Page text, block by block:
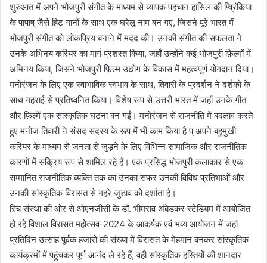
शुरुआत में अपने भोजपुरी संगीत के माध्यम से व्यापक पहचान हासिल की प्ष्रिंकिया
के पापाष् जैसे हिट गानों के साथ एक घरेलू नाम बन गए, जिसने पूरे भारत में
भोजपुरी संगीत को लोकप्रिय बनाने में मदद की। उनकी संगीत की सफलता ने
उनके अभिनय करियर का मार्ग प्रशस्त किया, जहाँ उन्होंने कई भोजपुरी फ़िल्मों में
अभिनय किया, जिसने भोजपुरी फ़िल्म उद्योग के विकास में महत्वपूर्ण योगदान दिया।
मनोरंजन के लिए एक स्वाभाविक स्वभाव के साथ, तिवारी के प्रदर्शन ने दर्शकों के
साथ गहराई से प्रतिध्वनित किया। विशेष रूप से उत्तरी भारत में जहाँ उनके गीत
और फ़िल्में एक सांस्कृतिक घटना बन गईं। मनोरंजन से राजनीति में बदलाव करते
हुए मनोज तिवारी ने संसद सदस्य के रूप में भी काम किया है प् अपने बहुमुखी
करियर के माध्यम से जनता से जुड़ने के लिए विभिन्न सामाजिक और राजनीतिक
कारणों में सक्रिय रूप से शामिल रहे हैं। एक प्रसिद्ध भोजपुरी कलाकार से एक
सम्मानित राजनीतिक व्यक्ति तक का उनका सफर उनकी विविध प्रतिभाओं और
उनकी सांस्कृतिक विरासत से गहरे जुड़ाव को दर्शाता है।
रिच संस्था की ओर से ओएनजीसी के डॉ. भीमराव अंबेडकर स्टेडियम में आयोजित
हो रहे विशाल विरासत महोत्सव-2024 के आकर्षक एवं भव्य आयोजन में जहां
प्रतिदिन उत्साह पूर्वक हजारों की संख्या में विरासत के मेहमान बनकर सांस्कृतिक
कार्यक्रमों में पहुंचकर पूर्ण आनंद ले रहे हैं, वही सांस्कृतिक हस्तियों की शानदार